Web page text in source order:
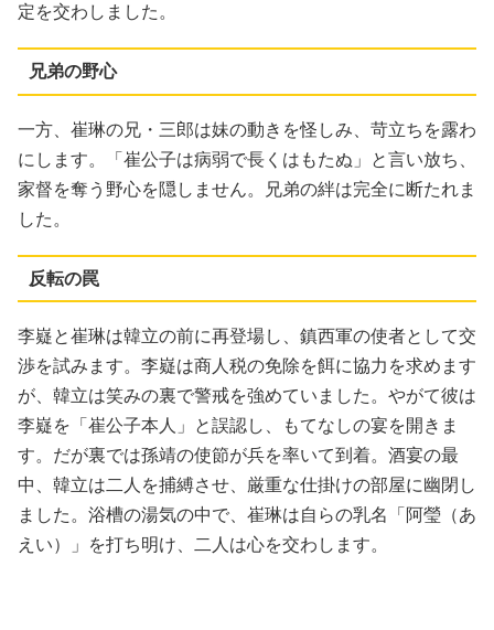
定を交わしました。
兄弟の野心
一方、崔琳の兄・三郎は妹の動きを怪しみ、苛立ちを露わ
にします。「崔公子は病弱で長くはもたぬ」と言い放ち、
家督を奪う野心を隠しません。兄弟の絆は完全に断たれま
した。
反転の罠
李嶷と崔琳は韓立の前に再登場し、鎮西軍の使者として交
渉を試みます。李嶷は商人税の免除を餌に協力を求めます
が、韓立は笑みの裏で警戒を強めていました。やがて彼は
李嶷を「崔公子本人」と誤認し、もてなしの宴を開きま
す。だが裏では孫靖の使節が兵を率いて到着。酒宴の最
中、韓立は二人を捕縛させ、厳重な仕掛けの部屋に幽閉し
ました。浴槽の湯気の中で、崔琳は自らの乳名「阿瑩（あ
えい）」を打ち明け、二人は心を交わします。